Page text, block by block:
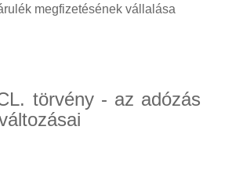
megfizetésének vállalása
törvény - az adózás